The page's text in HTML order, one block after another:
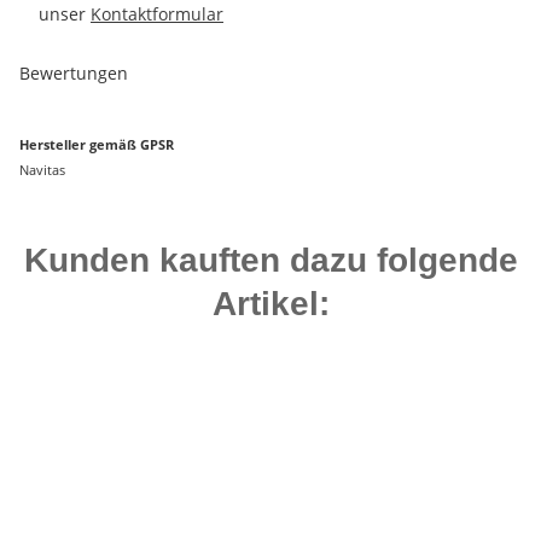
unser Kontaktformular
Bewertungen
Hersteller gemäß GPSR
Navitas
Kunden kauften dazu folgende
Artikel: